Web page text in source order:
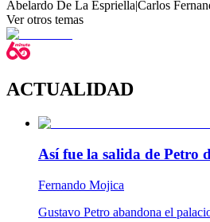
Abelardo De La Espriella|Carlos
Ver otros temas
ACTUALIDAD
Así fue la salida de Petro
Fernando Mojica
Gustavo Petro abandona el